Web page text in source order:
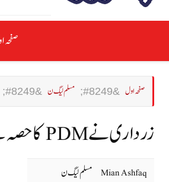
صفحہ
صفحہ اول مسلم لیگ ن
زرداری نے PDM کا حصہ بننے کا امکان رد کردیا
Mian Ashfaq مسلم لیگ ن